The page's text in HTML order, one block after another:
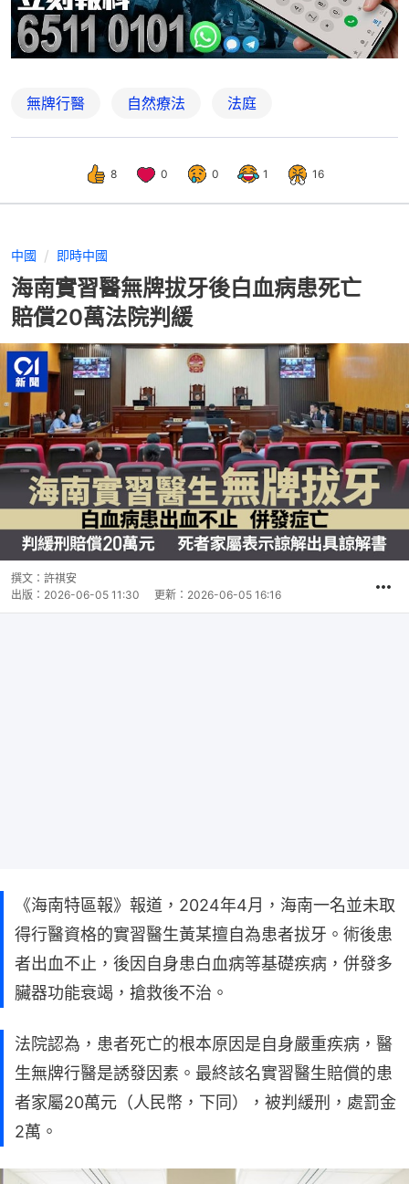
無牌行醫 自然療法 法庭
8 0 0 1 16
中國 即時中國
海南實習醫無牌拔牙後白血病患死亡
賠償20萬法院判緩
撰文： 許祺安
出版： 2026-06-05 11:30 更新： 2026-06-05 16:16
《海南特區報》報道，2024年4月，海南一名並未取
得行醫資格的實習醫生黃某擅自為患者拔牙。術後患
者出血不止，後因自身患白血病等基礎疾病，併發多
臟器功能衰竭，搶救後不治。
法院認為，患者死亡的根本原因是自身嚴重疾病，醫
生無牌行醫是誘發因素。最終該名實習醫生賠償的患
者家屬20萬元（人民幣，下同），被判緩刑，處罰金
2萬。